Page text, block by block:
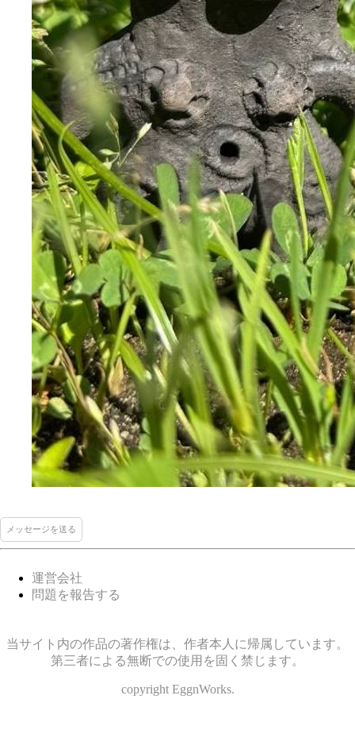
メッセージを送る
運営会社
問題を報告する
当サイト内の作品の著作権は、作者本人に帰属しています。
第三者による無断での使用を固く禁じます。
copyright EggnWorks.